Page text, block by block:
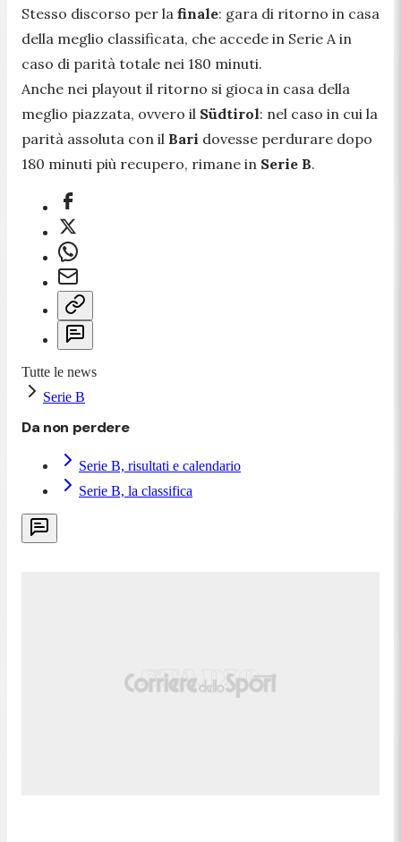
Stesso discorso per la finale: gara di ritorno in casa
della meglio classificata, che accede in Serie A in
caso di parità totale nei 180 minuti.
Anche nei playout il ritorno si gioca in casa della
meglio piazzata, ovvero il Südtirol: nel caso in cui la
parità assoluta con il Bari dovesse perdurare dopo
180 minuti più recupero, rimane in Serie B.
Tutte le news
Serie B
Da non perdere
Serie B, risultati e calendario
Serie B, la classifica